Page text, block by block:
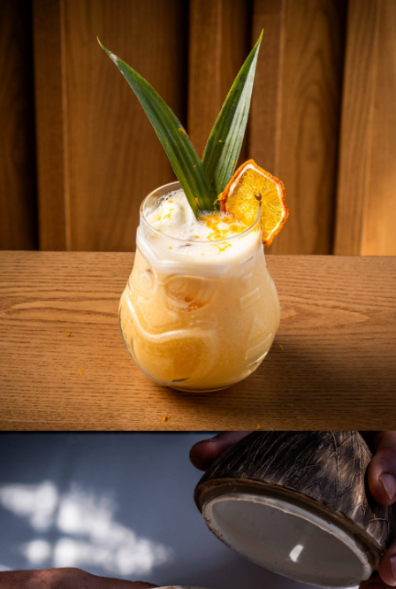
Smoothies con helado
Fresa y albahaca, passion mora, banana chocolate, mango menta,
banoffee, mango y maracuya, yogurt y frutas bosque, mandarina y
naranja y hierba buena